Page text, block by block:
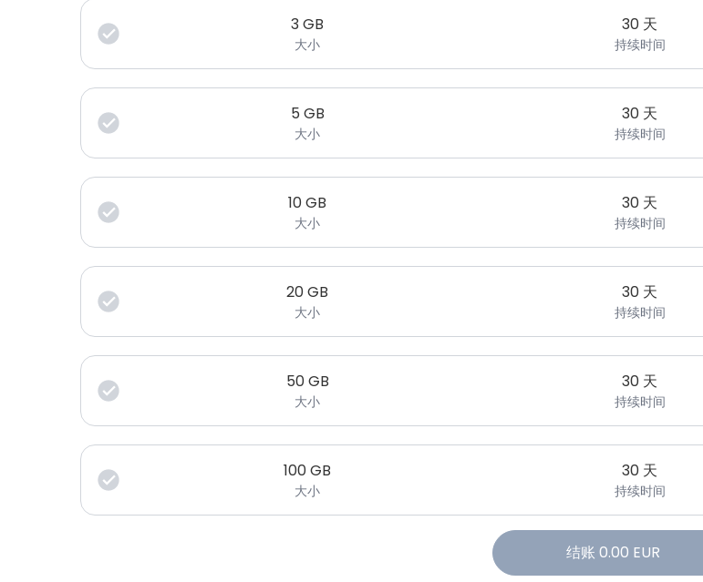
3GB
大小
30 天
持续时间
5 GB
大小
30 天
持续时间
10GB
大小
30 天
持续时间
20GB
大小
30 天
持续时间
50GB
大小
30 天
持续时间
100GB
大小
30 天
持续时间
结账 0.00 EUR